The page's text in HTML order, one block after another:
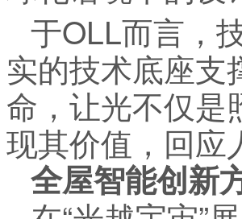
于OLL而言，
实的技术底座支
命，让光不仅是
现其价值，回应
全屋智能创新